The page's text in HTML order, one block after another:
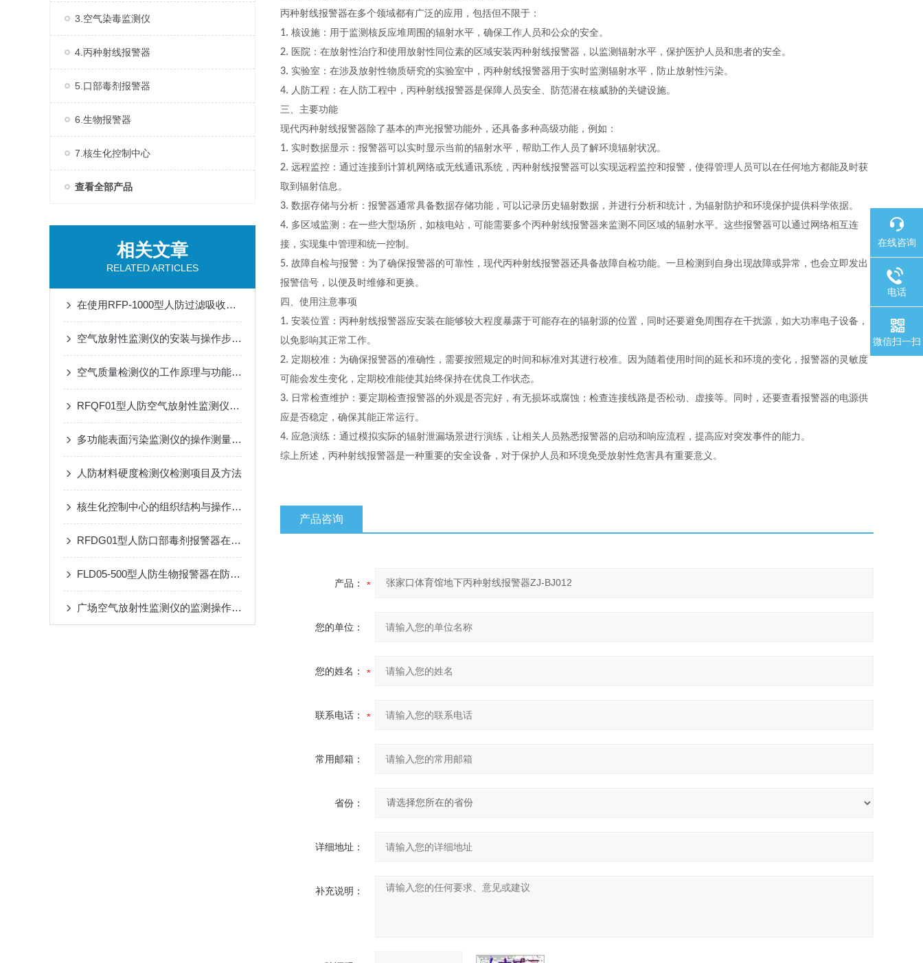
3.空气染毒监测仪
4.丙种射线报警器
5.口部毒剂报警器
6.生物报警器
7.核生化控制中心
查看全部产品
相关文章
RELATED ARTICLES
在使用RFP-1000型人防过滤吸收器时需要遵循的安全操作规程
空气放射性监测仪的安装与操作步骤介绍
空气质量检测仪的工作原理与功能特点概述
RFQF01型人防空气放射性监测仪的工作原理与技术特点
多功能表面污染监测仪的操作测量方法
人防材料硬度检测仪检测项目及方法
核生化控制中心的组织结构与操作流程说明
RFDG01型人防口部毒剂报警器在应急响应中的应用效果
FLD05-500型人防生物报警器在防护中的关键作用
广场空气放射性监测仪的监测操作方法
丙种射线报警器在多个领域都有广泛的应用，包括但不限于：
1. 核设施：用于监测核反应堆周围的辐射水平，确保工作人员和公众的安全。
2. 医院：在放射性治疗和使用放射性同位素的区域安装丙种射线报警器，以监测辐射水平，保护医护人员和患者的安全。
3. 实验室：在涉及放射性物质研究的实验室中，丙种射线报警器用于实时监测辐射水平，防止放射性污染。
4. 人防工程：在人防工程中，丙种射线报警器是保障人员安全、防范潜在核威胁的关键设施。
三、主要功能
现代丙种射线报警器除了基本的声光报警功能外，还具备多种高级功能，例如：
1. 实时数据显示：报警器可以实时显示当前的辐射水平，帮助工作人员了解环境辐射状况。
2. 远程监控：通过连接到计算机网络或无线通讯系统，丙种射线报警器可以实现远程监控和报警，使得管理人员可以在任何地方都能及时获
取到辐射信息。
3. 数据存储与分析：报警器通常具备数据存储功能，可以记录历史辐射数据，并进行分析和统计，为辐射防护和环境保护提供科学依据。
4. 多区域监测：在一些大型场所，如核电站，可能需要多个丙种射线报警器来监测不同区域的辐射水平。这些报警器可以通过网络相互连
接，实现集中管理和统一控制。
5. 故障自检与报警：为了确保报警器的可靠性，现代丙种射线报警器还具备故障自检功能。一旦检测到自身出现故障或异常，也会立即发出
报警信号，以便及时维修和更换。
四、使用注意事项
1. 安装位置：丙种射线报警器应安装在能够较大程度暴露于可能存在的辐射源的位置，同时还要避免周围存在干扰源，如大功率电子设备，
以免影响其正常工作。
2. 定期校准：为确保报警器的准确性，需要按照规定的时间和标准对其进行校准。因为随着使用时间的延长和环境的变化，报警器的灵敏度
可能会发生变化，定期校准能使其始终保持在优良工作状态。
3. 日常检查维护：要定期检查报警器的外观是否完好，有无损坏或腐蚀；检查连接线路是否松动、虚接等。同时，还要查看报警器的电源供
应是否稳定，确保其能正常运行。
4. 应急演练：通过模拟实际的辐射泄漏场景进行演练，让相关人员熟悉报警器的启动和响应流程，提高应对突发事件的能力。
综上所述，丙种射线报警器是一种重要的安全设备，对于保护人员和环境免受放射性危害具有重要意义。
产品咨询
产品：
您的单位：
您的姓名：
联系电话：
常用邮箱：
省份：
详细地址：
补充说明：
在线咨询
电话
微信扫一扫